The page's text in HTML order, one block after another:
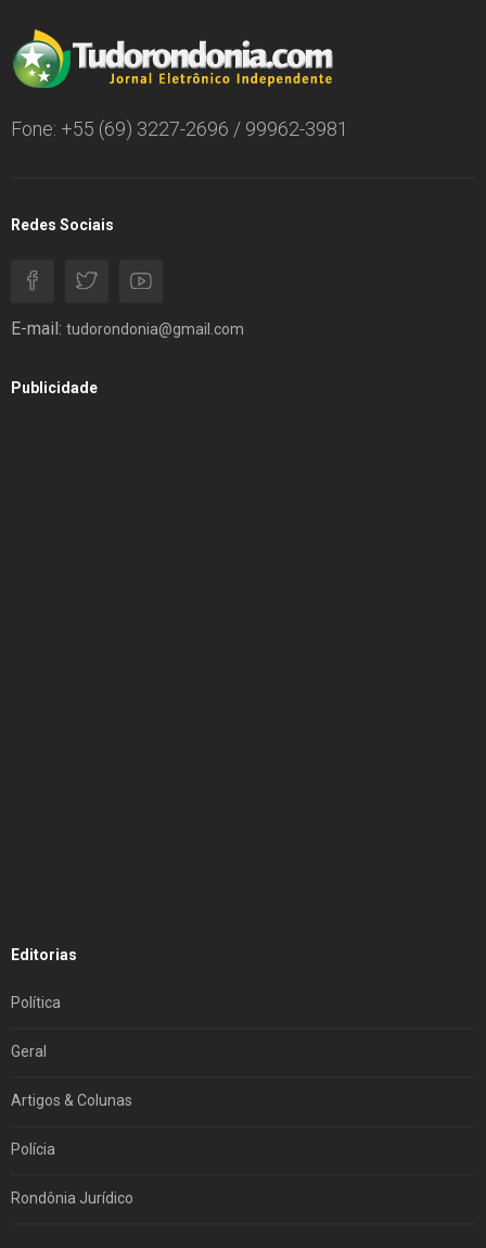
Fone: +55 (69) 3227-2696 / 99962-3981
Redes Sociais
E-mail: tudorondonia@gmail.com
Publicidade
Editorias
Política
Geral
Artigos & Colunas
Polícia
Rondônia Jurídico